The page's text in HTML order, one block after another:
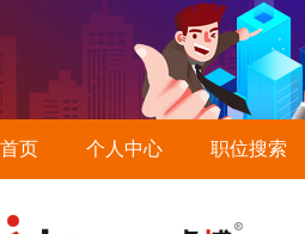
首页 个人中心 职位搜索